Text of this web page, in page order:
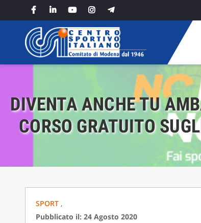
DIVENTA ANCHE TU
CORSO GRATUITO
SPORT ,
Pubblicato il: 24 Agosto 2020